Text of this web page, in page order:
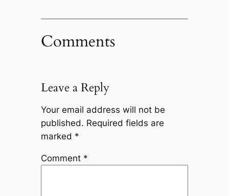
Comments
Leave a Reply
Your email address will not be
published. Required fields are
marked *
Comment *